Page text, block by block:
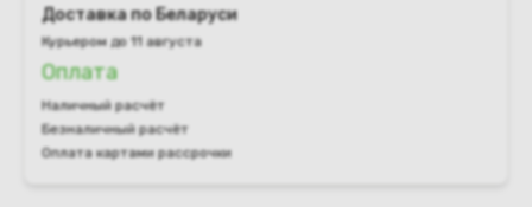
Доставка по Беларуси
Курьером до 11 августа
Оплата
Наличный расчёт
Безналичный расчёт
Оплата картами рассрочки